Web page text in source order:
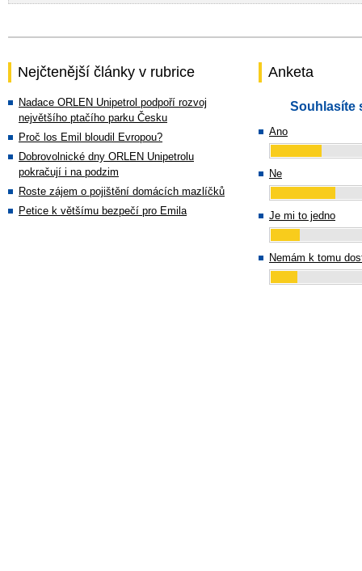
Nejčtenější články v rubrice
Nadace ORLEN Unipetrol podpoří rozvoj
největšího ptačího parku Česku
Proč los Emil bloudil Evropou?
Dobrovolnické dny ORLEN Unipetrolu
pokračují i na podzim
Roste zájem o pojištění domácích mazlíčků
Petice k většímu bezpečí pro Emila
Anketa
Souhlasíte
Ano
Ne
Je mi to jedno
Nemám k tomu